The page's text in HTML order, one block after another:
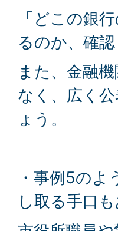
「どこの銀
るのか、確認
また、金融
なく、広く
ょう。
・事例5の
し取る手口も